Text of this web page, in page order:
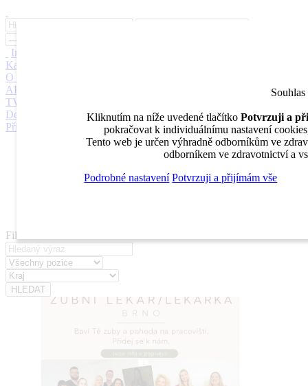
Inzerce
Kariérní poradenství
O nás
AKADEMIE
STOMATEAM
TV
DentalJobs.cz
menu search
Přihlásit
Pro inzerenty
Filtrovat
Kliknutím na níže uvedené tlačítko Potvrzuji a
pokračovat k individuálnímu nastavení
Tento web je určen výhradně odborníkům ve
odborníkem ve zdravotnictví a
Podrobné nastavení Potvrzuji a přijímám vše